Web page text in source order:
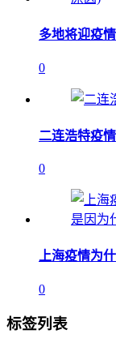
多地将迎疫
0
二连浩特疫
0
上海疫情为
0
标签列表